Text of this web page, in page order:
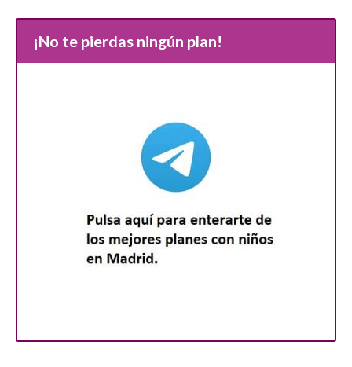
¡No te pierdas ningún plan!